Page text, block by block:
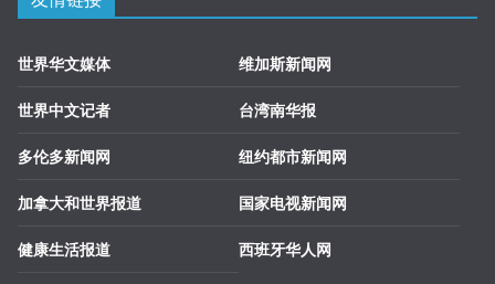
世界华文媒体
世界中文记者
多伦多新闻网
加拿大和世界报道
健康生活报道
维加斯新闻网
台湾南华报
纽约都市新闻网
国家电视新闻网
西班牙华人网